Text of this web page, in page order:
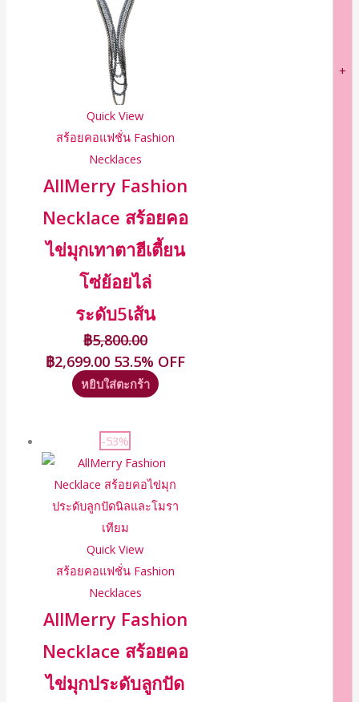
+
Quick View
สร้อยคอแฟชั่น Fashion
Necklaces
AllMerry Fashion
Necklace สร้อยคอ
ไข่มุกเทาตาฮีเตี้ยน
โซ่ย้อยไล่
ระดับ5เส้น
฿5,800.00
฿2,699.00 53.5% OFF
หยิบใส่ตะกร้า
-53%
Quick View
สร้อยคอแฟชั่น Fashion
Necklaces
AllMerry Fashion
Necklace สร้อยคอ
ไข่มุกประดับลูกปัด